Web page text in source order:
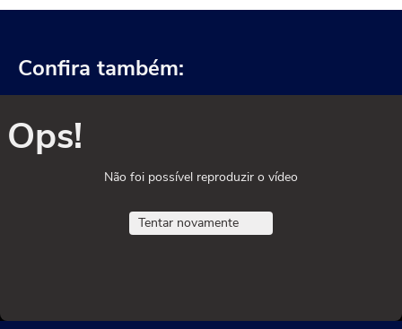
Confira também:
Ops!
Não foi possível reproduzir o vídeo
Tentar novamente